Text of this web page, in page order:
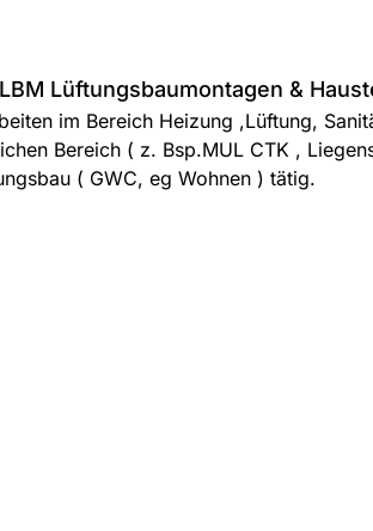
Lüftungsbaumontagen &
im Bereich Heizung ,Lüftung,
Bereich ( z. Bsp.MUL CTK ,
( GWC, eg Wohnen ) tätig.